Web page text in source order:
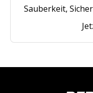
Sauberkeit,